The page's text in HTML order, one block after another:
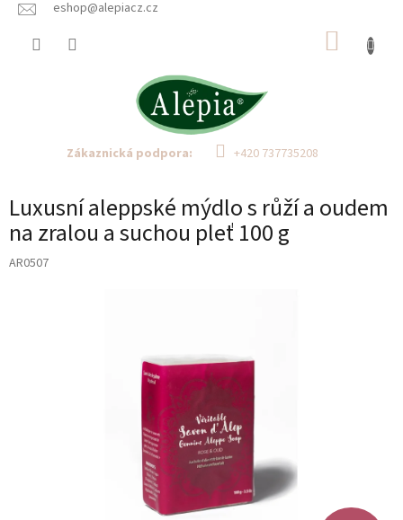
Přejít
eshop@alepiacz.cz
Zákaznická podpora: +420 737735208
Luxusní aleppské mýdlo s růží a oudem
na zralou a suchou pleť 100 g
AR0507